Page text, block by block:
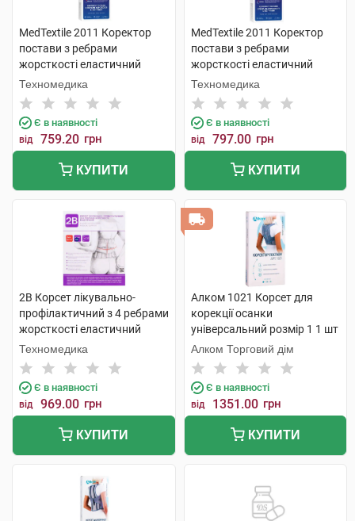
MedTextile 2011 Коректор
постави з ребрами
жорсткості еластичний
розмір L 1 шт
Техномедика
Є в наявності
від 759.20 грн
КУПИТИ
MedTextile 2011 Коректор
постави з ребрами
жорсткості еластичний
розмір М 1 шт
Техномедика
Є в наявності
від 797.00 грн
КУПИТИ
2B Корсет лікувально-
профілактичний з 4 ребрами
жорсткості еластичний
розмір XL/XXL 1 шт
Техномедика
Є в наявності
від 969.00 грн
КУПИТИ
Алком 1021 Корсет для
корекції осанки
універсальний розмір 1 1 шт
Алком Торговий дім
Є в наявності
від 1351.00 грн
КУПИТИ